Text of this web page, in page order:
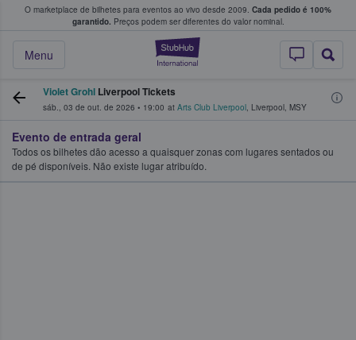
O marketplace de bilhetes para eventos ao vivo desde 2009. Cada pedido é 100%
garantido. Preços podem ser diferentes do valor nominal.
StubHub – onde
Menu
fãs compram e vendem bilhetes
Violet Grohl Liverpool Tickets
sáb., 03 de out. de 2026 • 19:00 at Arts Club Liverpool, Liverpool, MSY
Evento de entrada geral
Todos os bilhetes dão acesso a quaisquer zonas com lugares sentados ou
de pé disponíveis. Não existe lugar atribuído.